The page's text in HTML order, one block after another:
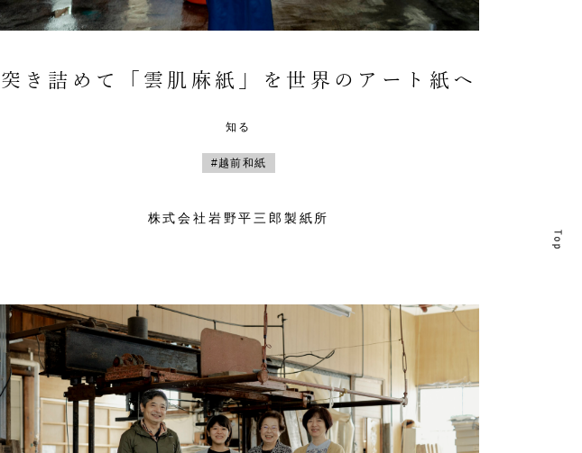
突き詰めて「雲肌麻紙」を世界のアート紙へ
知る
#越前和紙
株式会社岩野平三郎製紙所